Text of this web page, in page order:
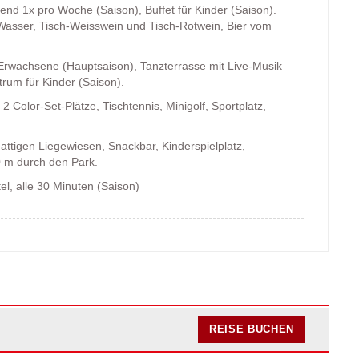
1x pro Woche (Saison), Buffet für Kinder (Saison).
Tisch-Weisswein und Tisch-Rotwein, Bier vom
(Hauptsaison), Tanzterrasse mit Live-Musik
für Kinder (Saison).
Color-Set-Plätze, Tischtennis, Minigolf, Sportplatz,
Liegewiesen, Snackbar, Kinderspielplatz,
durch den Park.
alle 30 Minuten (Saison)
REISE BUCHEN